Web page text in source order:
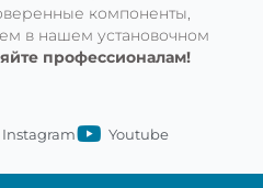
компоненты,
в нашем установочном
профессионалам!
Instagram Youtube